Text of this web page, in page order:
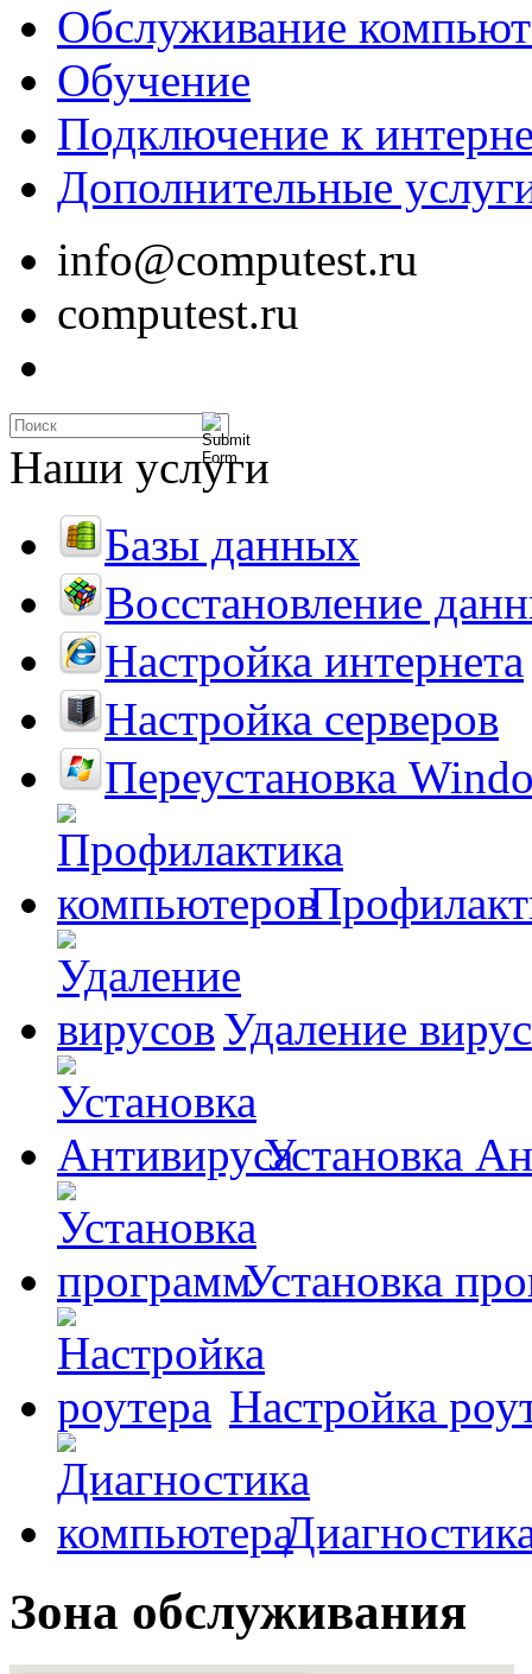
Обслуживание
Обучение
Подключение к
Дополнительные
info@computest.ru
computest.ru
Наши услуги
Базы данных
Восстановление
Настройка интернета
Настройка серверов
Переустановка
Удаление
Установка
Установка
Настройка
Зона обслуживания